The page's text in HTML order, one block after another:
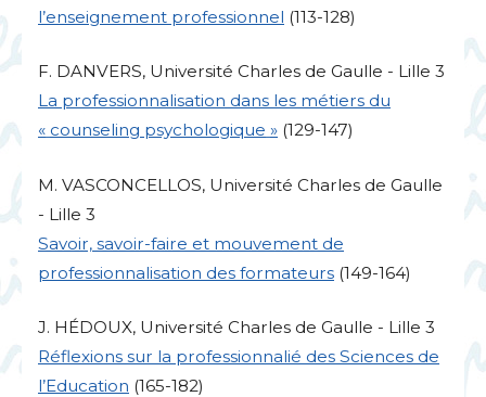
l’enseignement professionnel (113-128)
F. DANVERS, Université Charles de Gaulle - Lille 3
La professionnalisation dans les métiers du
« counseling psychologique » (129-147)
M. VASCONCELLOS, Université Charles de Gaulle
- Lille 3
Savoir, savoir-faire et mouvement de
professionnalisation des formateurs (149-164)
J. HÉDOUX, Université Charles de Gaulle - Lille 3
Réflexions sur la professionnalié des Sciences de
l’Education (165-182)